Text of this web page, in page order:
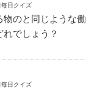
日クイズ
のと同じような働
でしょう？
日クイズ